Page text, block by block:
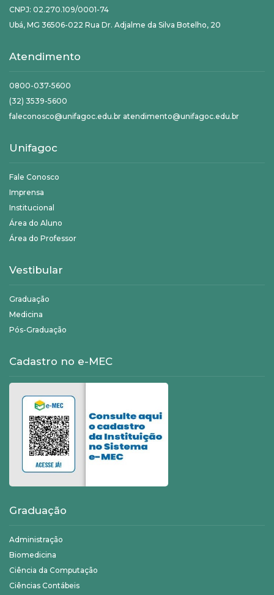
CNPJ: 02.270.109/0001-74
Ubá, MG 36506-022 Rua Dr. Adjalme da Silva Botelho, 20
Atendimento
0800-037-5600
(32) 3539-5600
faleconosco@unifagoc.edu.br atendimento@unifagoc.edu.br
Unifagoc
Fale Conosco
Imprensa
Institucional
Área do Aluno
Área do Professor
Vestibular
Graduação
Medicina
Pós-Graduação
Cadastro no e-MEC
Graduação
Administração
Biomedicina
Ciência da Computação
Ciências Contábeis